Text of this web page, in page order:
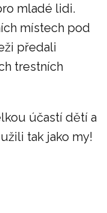
mladé lidi.
místech pod
předali
trestních
účastí dětí a
tak jako my!